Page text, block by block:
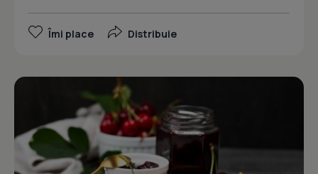
Îmi place Distribuie